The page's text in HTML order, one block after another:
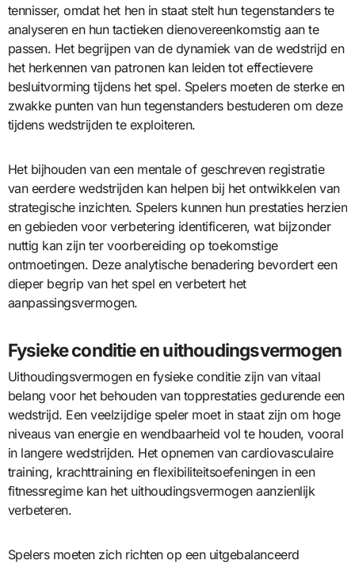
tennisser, omdat het hen in staat stelt hun tegenstanders te
analyseren en hun tactieken dienovereenkomstig aan te
passen. Het begrijpen van de dynamiek van de wedstrijd en
het herkennen van patronen kan leiden tot effectievere
besluitvorming tijdens het spel. Spelers moeten de sterke en
zwakke punten van hun tegenstanders bestuderen om deze
tijdens wedstrijden te exploiteren.
Het bijhouden van een mentale of geschreven registratie
van eerdere wedstrijden kan helpen bij het ontwikkelen van
strategische inzichten. Spelers kunnen hun prestaties herzien
en gebieden voor verbetering identificeren, wat bijzonder
nuttig kan zijn ter voorbereiding op toekomstige
ontmoetingen. Deze analytische benadering bevordert een
dieper begrip van het spel en verbetert het
aanpassingsvermogen.
Fysieke conditie en uithoudingsvermogen
Uithoudingsvermogen en fysieke conditie zijn van vitaal
belang voor het behouden van topprestaties gedurende een
wedstrijd. Een veelzijdige speler moet in staat zijn om hoge
niveaus van energie en wendbaarheid vol te houden, vooral
in langere wedstrijden. Het opnemen van cardiovasculaire
training, krachttraining en flexibiliteitsoefeningen in een
fitnessregime kan het uithoudingsvermogen aanzienlijk
verbeteren.
Spelers moeten zich richten op een uitgebalanceerd